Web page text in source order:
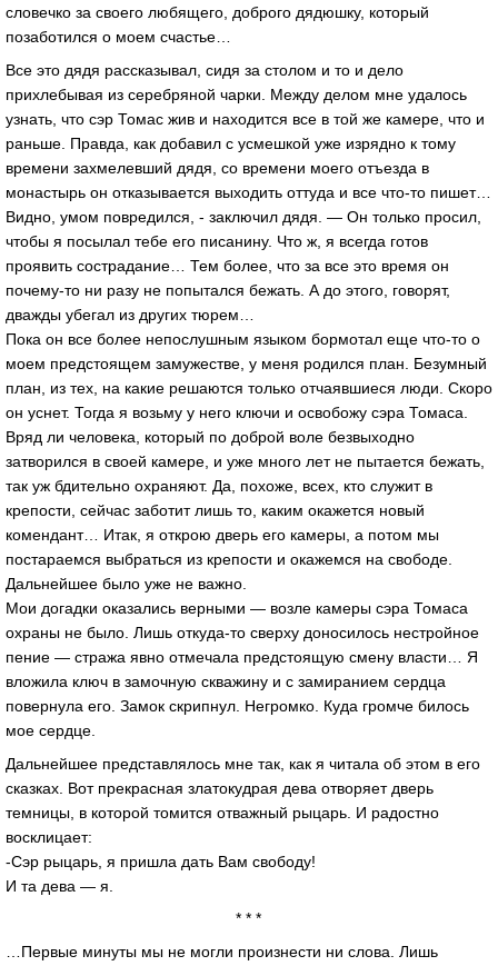
словечко за своего любящего, доброго дядюшку, который
позаботился о моем счастье…
Все это дядя рассказывал, сидя за столом и то и дело
прихлебывая из серебряной чарки. Между делом мне удалось
узнать, что сэр Томас жив и находится все в той же камере, что и
раньше. Правда, как добавил с усмешкой уже изрядно к тому
времени захмелевший дядя, со времени моего отъезда в
монастырь он отказывается выходить оттуда и все что-то пишет…
Видно, умом повредился, - заключил дядя. — Он только просил,
чтобы я посылал тебе его писанину. Что ж, я всегда готов
проявить сострадание… Тем более, что за все это время он
почему-то ни разу не попытался бежать. А до этого, говорят,
дважды убегал из других тюрем…
Пока он все более непослушным языком бормотал еще что-то о
моем предстоящем замужестве, у меня родился план. Безумный
план, из тех, на какие решаются только отчаявшиеся люди. Скоро
он уснет. Тогда я возьму у него ключи и освобожу сэра Томаса.
Вряд ли человека, который по доброй воле безвыходно
затворился в своей камере, и уже много лет не пытается бежать,
так уж бдительно охраняют. Да, похоже, всех, кто служит в
крепости, сейчас заботит лишь то, каким окажется новый
комендант… Итак, я открою дверь его камеры, а потом мы
постараемся выбраться из крепости и окажемся на свободе.
Дальнейшее было уже не важно.
Мои догадки оказались верными — возле камеры сэра Томаса
охраны не было. Лишь откуда-то сверху доносилось нестройное
пение — стража явно отмечала предстоящую смену власти… Я
вложила ключ в замочную скважину и с замиранием сердца
повернула его. Замок скрипнул. Негромко. Куда громче билось
мое сердце.
Дальнейшее представлялось мне так, как я читала об этом в его
сказках. Вот прекрасная златокудрая дева отворяет дверь
темницы, в которой томится отважный рыцарь. И радостно
восклицает:
-Сэр рыцарь, я пришла дать Вам свободу!
И та дева — я.
* * *
…Первые минуты мы не могли произнести ни слова. Лишь